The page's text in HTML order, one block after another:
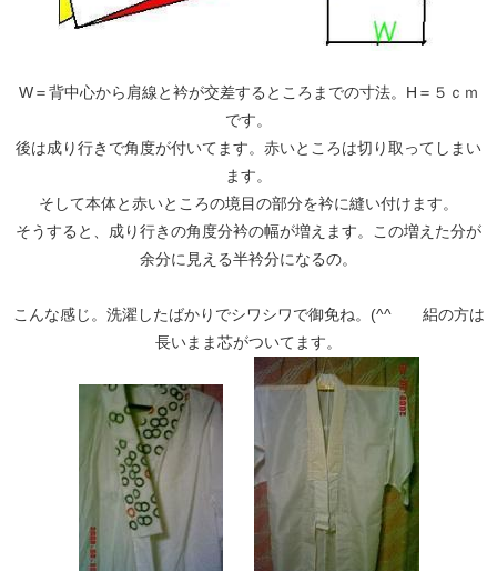
W＝背中心から肩線と衿が交差するところまでの寸法。H＝５ｃｍ
です。
後は成り行きで角度が付いてます。赤いところは切り取ってしまい
ます。
そして本体と赤いところの境目の部分を衿に縫い付けます。
そうすると、成り行きの角度分衿の幅が増えます。この増えた分が
余分に見える半衿分になるの。
こんな感じ。洗濯したばかりでシワシワで御免ね。(^^ゞ 絽の方は
長いまま芯がついてます。